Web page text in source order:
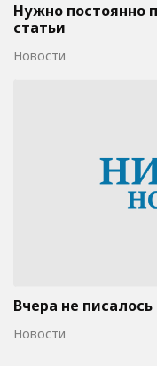
Нужно постоянно
статьи
Новости
Вчера не
Новости